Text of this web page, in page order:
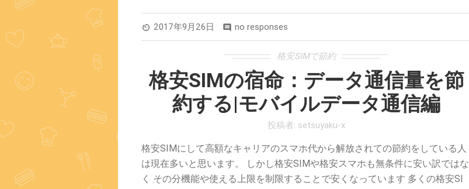
av_timer 2017年9月26日 comment no responses
格安SIMで節約
格安SIMの宿命：データ通信量を節
約する|モバイルデータ通信編
投稿者: setsuyaku-x
格安SIMにして高額なキャリアのスマホ代から解放されての節約をしている人
は現在多いと思います。 しかし格安SIMや格安スマホも無条件に安い訳ではな
く その分機能や使える上限を制限することで安くなっています 多くの格安SI